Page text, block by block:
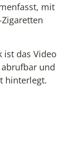
mit
ist das Video
und
hinterlegt.